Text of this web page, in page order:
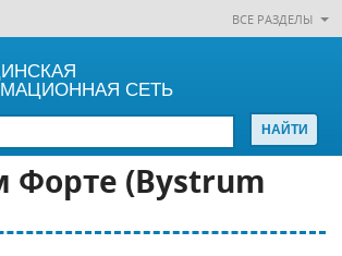
ВСЕ РАЗДЕЛЫ
СЕТЬ
Форте (Bystrum